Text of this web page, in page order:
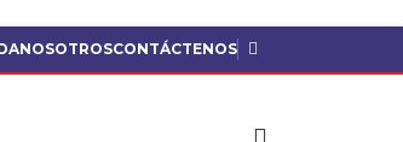
NOSOTROSCONTÁCTENOS